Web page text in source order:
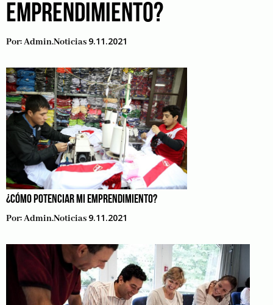
EMPRENDIMIENTO?
Por:Admin.noticias 9.11.2021
¿CÓMO POTENCIAR MI EMPRENDIMIENTO?
Por:Admin.noticias 9.11.2021